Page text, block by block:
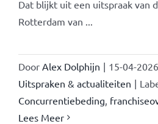
Dat blijkt uit een uitspraak van
Rotterdam van ...
Door Alex Dolphijn | 15-04-2026
Uitspraken & actualiteiten |
Concurrentiebeding
Lees Meer